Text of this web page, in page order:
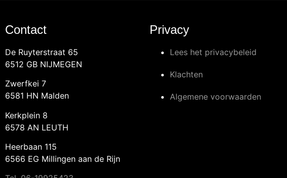
Contact
De Ruyterstraat 65
6512 GB NIJMEGEN
Zwerfkei 7
6581 HN Malden
Kerkplein 8
6578 AN LEUTH
Heerbaan 115
6566 EG Millingen aan de Rijn
Privacy
Lees het privacybeleid
Klachten
Algemene voorwaarden